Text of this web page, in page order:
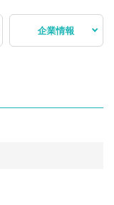
企業情報